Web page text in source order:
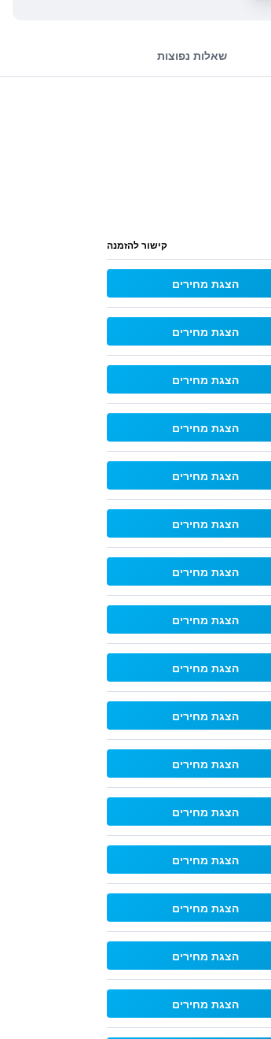
שאלות נפוצות
קישור להזמנה
הצגת מחירים
הצגת מחירים
הצגת מחירים
הצגת מחירים
הצגת מחירים
הצגת מחירים
הצגת מחירים
הצגת מחירים
הצגת מחירים
הצגת מחירים
הצגת מחירים
הצגת מחירים
הצגת מחירים
הצגת מחירים
הצגת מחירים
הצגת מחירים